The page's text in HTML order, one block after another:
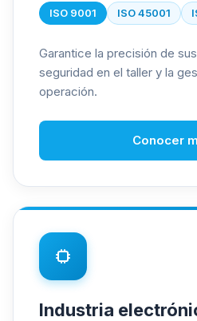
ISO 9001 ISO 45001
Garantice la precisión de
seguridad en el taller y la
operación.
Conocer
Industria